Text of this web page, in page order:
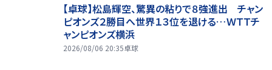
【卓球】松島輝空、驚異の粘りで８強進出 チャン
ピオンズ２勝目へ世界１３位を退ける…ＷＴＴチ
ャンピオンズ横浜
2026/08/06 20:35卓球